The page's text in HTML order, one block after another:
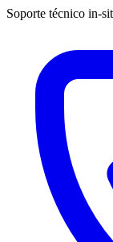
Soporte técnico in-